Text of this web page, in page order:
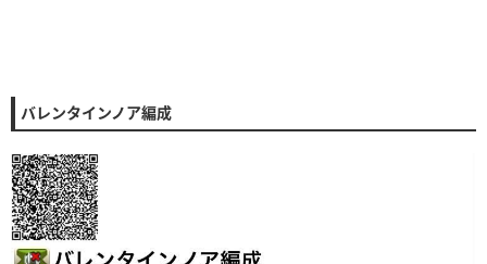
バレンタインノア編成